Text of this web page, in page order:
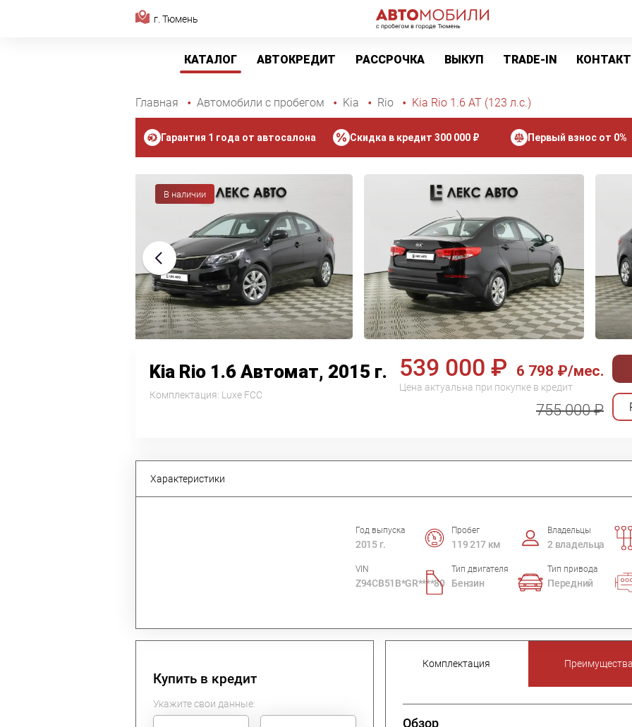
г. Тюмень
КАТАЛОГ АВТОКРЕДИТ РАССРОЧКА ВЫКУП TRADE-IN
Главная Автомобили с пробегом Kia Rio Kia Rio 1.6 AT (123 л.с.)
Гарантия 1 года от автосалона Скидка в кредит 300 000 ₽ Первый взнос от 0%
Kia Rio 1.6 Автомат, 2015 г.
Комплектация: Luxe FCC
539 000 ₽ 6 798 ₽/мес.
Цена актуальна при покупке в кредит
755 000 ₽
В наличии
Характеристики
Год выпуска
2015 г.
Пробег
119 217 км
Владельцы
2 владельца
VIN
Z94CB51B*GR****80
Тип двигателя
Бензин
Тип привода
Передний
Комплектация Преимущества
Обзор
Купить в кредит
Укажите свои данные: